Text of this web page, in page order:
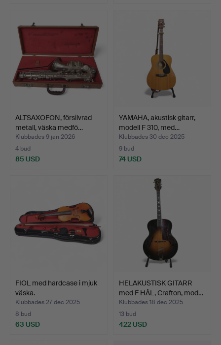
ALTSAXOFON, försilvrad
metall, väska medfö…
Klubbades 9 jan 2026
4 bud
85 USD
YAMAHA, akustisk gitarr,
modell F 310, med…
Klubbades 30 dec 2025
9 bud
74 USD
FIOL med hardcase i mjuk
väska.
Klubbades 27 dec 2025
8 bud
63 USD
HELAKUSTISK GITARR
med F HÅL, Crafton, mod…
Klubbades 18 dec 2025
13 bud
422 USD